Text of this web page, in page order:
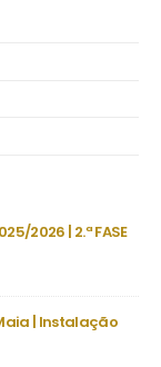
CHEVALIERS DU
extraordinária –